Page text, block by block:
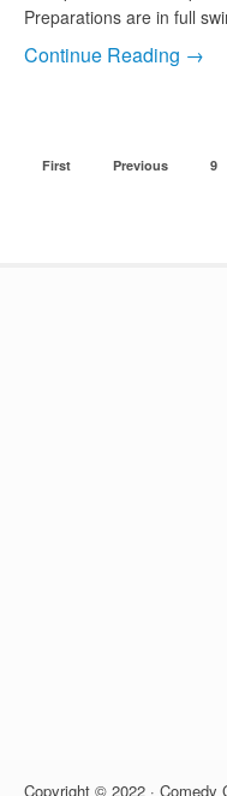
Preparations are in full
Continue Reading →
First Previous 9
Copyright © 2022 · Comedy